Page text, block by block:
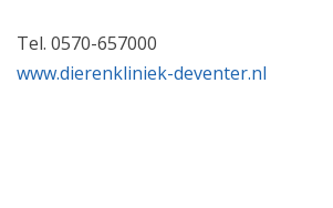
Tel. 0570-657000
www.dierenkliniek-deventer.nl